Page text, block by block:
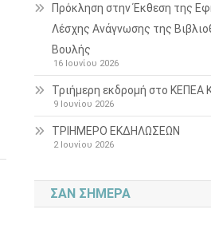
Πρόκληση στην Έκθεση της
Λέσχης Ανάγνωσης της
Βουλής
16 Ιουνίου 2026
Τριήμερη εκδρομή στο ΚΕΠΕΑ
9 Ιουνίου 2026
ΤΡΙΗΜΕΡΟ ΕΚΔΗΛΩΣΕΩΝ
2 Ιουνίου 2026
ΣΑΝ ΣΉΜΕΡΑ